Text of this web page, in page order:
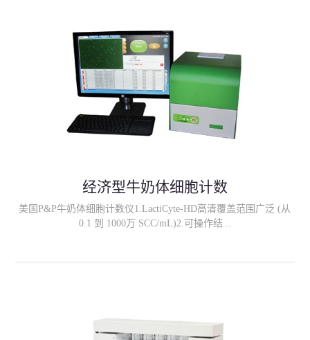
经济型牛奶体细胞计数
美国P&P牛奶体细胞计数仪1.LactiCyte-HD高清覆盖范围广泛 (从
0.1 到 1000万 SCC/mL)2.可操作结...